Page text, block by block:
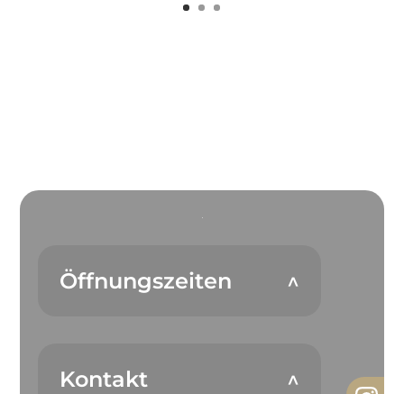
Öffnungszeiten
Kontakt